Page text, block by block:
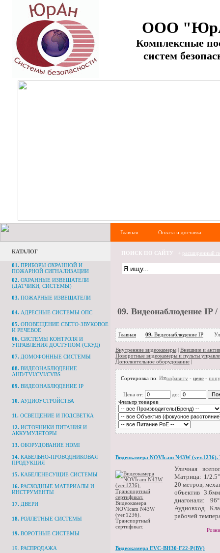
ООО
Комплексные
систем
Главная Оплата и доставка
КАТАЛОГ
01. ПРИБОРЫ ОХРАННОЙ И
ПОЖАРНОЙ СИГНАЛИЗАЦИИ
02. ОХРАННЫЕ ИЗВЕЩАТЕЛИ
(ДАТЧИКИ, СИСТЕМЫ)
03. ПОЖАРНЫЕ ИЗВЕЩАТЕЛИ
04. АДРЕСНЫЕ СИСТЕМЫ ОПС
05. ОПОВЕЩЕНИЕ СВЕТО-ЗВУКОВОЕ
И РЕЧЕВОЕ
06. СИСТЕМЫ КОНТРОЛЯ И
УПРАВЛЕНИЯ ДОСТУПОМ (СКУД)
07. ДОМОФОННЫЕ СИСТЕМЫ
08. ВИДЕОНАБЛЮДЕНИЕ
AHD/TVI/CVI/CVBS
09. ВИДЕОНАБЛЮДЕНИЕ IP
10. АУДИОУСТРОЙСТВА
11. ОСВЕЩЕНИЕ И ПОДСВЕТКА
12. ИСТОЧНИКИ ПИТАНИЯ И
АККУМУЛЯТОРЫ
13. ОБОРУДОВАНИЕ HDMI
14. КАБЕЛЬНО-ПРОВОДНИКОВАЯ
ПРОДУКЦИЯ
15. КАБЕЛЕНЕСУЩИЕ СИСТЕМЫ
16. РАСХОДНЫЕ МАТЕРИАЛЫ И
ИНСТРУМЕНТЫ
17. ДВЕРИ
18. РОЛЛЕТНЫЕ СИСТЕМЫ
19. ВОРОТНЫЕ СИСТЕМЫ
19. РАСПРОДАЖА
ПОИСК ПО САЙТУ расширенный
09. Видеонаблюдение IP
Главная 09. Видеонаблюдение IP
Внутренние видеокамеры | Внешние и
Поворотные видеокамеры и пульты
Дополнительное оборудование |
Сортировка по: алфавиту - цене -
Цена от:
до:
Фильтр товаров
Видеокамера NOVIcam N43W (ver.1236).
Видеокамера
NOVIcam N43W
(ver.1236).
Транспортный
сертификат.
Уличная
Матрица: 1/
20 метров,
объектив
диагонали:
Аудиовход.
рабочей
Видеокамера EVC-BH30-F22-P(BV)